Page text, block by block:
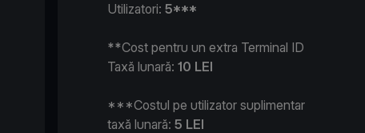
Utilizatori: 5***
**Cost pentru un extra Terminal ID
Taxă lunară: 10 LEI
***Costul pe utilizator suplimentar
taxă lunară: 5 LEI